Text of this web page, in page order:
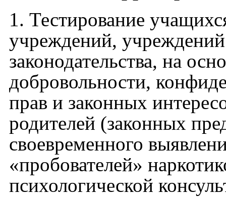
1. Тестирование
учреждений,
законодательства, на
добровольности,
прав и законных
родителей (законных
своевременного
«пробователей»
психологической